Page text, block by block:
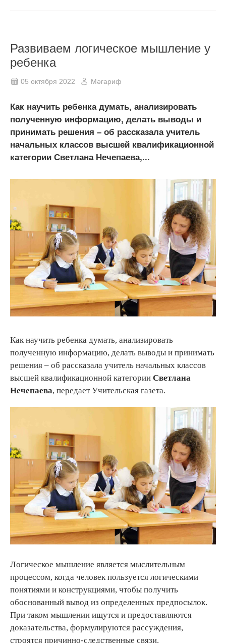
Развиваем логическое мышление у
ребенка
05 октября 2022 Мәгариф
Как научить ребенка думать, анализировать
полученную информацию, делать выводы и
принимать решения – об рассказала учитель
начальных классов высшей квалификационной
категории Светлана Нечепаева,...
Как научить ребенка думать, анализировать
полученную информацию, делать выводы и принимать
решения – об рассказала учитель начальных классов
высшей квалификационной категории Светлана
Нечепаева, передает Учительская газета.
Логическое мышление является мыслительным
процессом, когда человек пользуется логическими
понятиями и конструкциями, чтобы получить
обоснованный вывод из определенных предпосылок.
При таком мышлении ищутся и предоставляются
доказательства, формулируются рассуждения,
строятся причинно-следственные связи.